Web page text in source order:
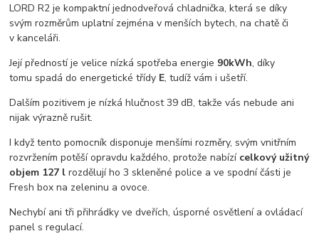
LORD R2 je kompaktní jednodveřová chladnička, která se díky
svým rozměrům uplatní zejména v menších bytech, na chatě či
v kanceláři.
Její předností je velice nízká spotřeba energie 90kWh, díky
tomu spadá do energetické třídy E, tudíž vám i ušetří.
Dalším pozitivem je nízká hlučnost 39 dB, takže vás nebude ani
nijak výrazně rušit.
I když tento pomocník disponuje menšími rozměry, svým vnitřním
rozvržením potěší opravdu každého, protože nabízí celkový užitný
objem 127 lrozdělují ho 3 skleněné police a ve spodní části je
Fresh box na zeleninu a ovoce.
Nechybí ani tři přihrádky ve dveřích, úsporné osvětlení a ovládací
panel s regulací.